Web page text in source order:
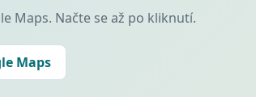
Maps. Načte se až po kliknutí.
Maps